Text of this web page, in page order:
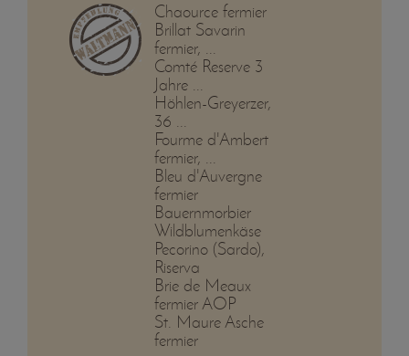
Chaource fermier
Brillat Savarin
fermier, ...
Comté Reserve 3
Jahre ...
Höhlen-Greyerzer,
36 ...
Fourme d'Ambert
fermier, ...
Bleu d'Auvergne
fermier
Bauernmorbier
Wildblumenkäse
Pecorino (Sardo),
Riserva
Brie de Meaux
fermier AOP
St. Maure Asche
fermier